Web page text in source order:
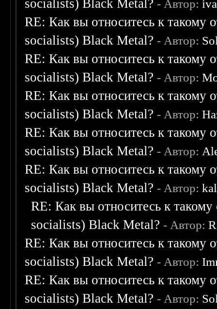
socialists) Black Metal? - Автор:
RE: Как вы относитесь к такому
socialists) Black Metal? - Автор:
RE: Как вы относитесь к такому
socialists) Black Metal? - Автор:
RE: Как вы относитесь к такому
socialists) Black Metal? - Автор:
RE: Как вы относитесь к такому
socialists) Black Metal? - Автор:
RE: Как вы относитесь к такому
socialists) Black Metal? - Автор:
RE: Как вы относитесь к
socialists) Black Metal? - Автор:
RE: Как вы относитесь к такому
socialists) Black Metal? - Автор:
RE: Как вы относитесь к такому
socialists) Black Metal? - Автор: